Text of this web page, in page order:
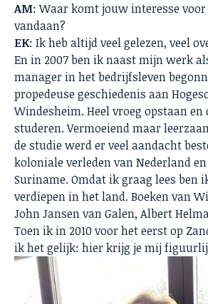
AM: Waar komt jouw interesse
vandaan?
EK: Ik heb altijd veel gelezen, veel
En in 2007 ben ik naast mijn werk
manager in het bedrijfsleven
propedeuse geschiedenis aan
Windesheim. Heel vroeg opstaan
studeren. Vermoeiend maar
de studie werd er veel aandacht
koloniale verleden van Nederland
Suriname. Omdat ik graag lees ben
verdiepen in het land. Boeken van
John Jansen van Galen, Albert
Toen ik in 2010 voor het eerst op
ik het gelijk: hier krijg je mij